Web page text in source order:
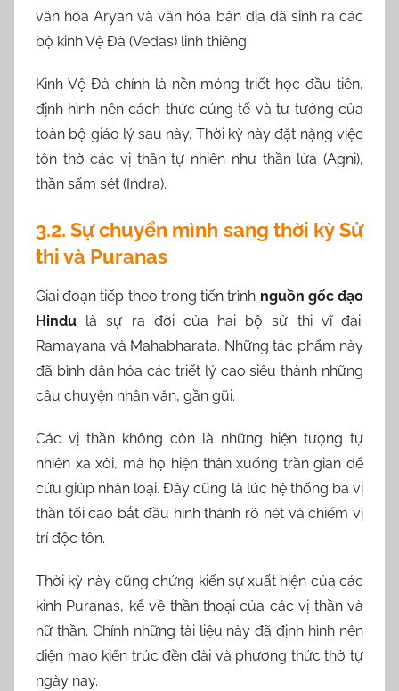
văn hóa Aryan và văn hóa bản địa đã sinh ra các
bộ kinh Vệ Đà (Vedas) linh thiêng.
Kinh Vệ Đà chính là nền móng triết học đầu tiên,
định hình nên cách thức cúng tế và tư tưởng của
toàn bộ giáo lý sau này. Thời kỳ này đặt nặng việc
tôn thờ các vị thần tự nhiên như thần lửa (Agni),
thần sấm sét (Indra).
3.2. Sự chuyển mình sang thời kỳ Sử
thi và Puranas
Giai đoạn tiếp theo trong tiến trình nguồn gốc đạo
Hindu là sự ra đời của hai bộ sử thi vĩ đại:
Ramayana và Mahabharata. Những tác phẩm này
đã bình dân hóa các triết lý cao siêu thành những
câu chuyện nhân văn, gần gũi.
Các vị thần không còn là những hiện tượng tự
nhiên xa xôi, mà họ hiện thân xuống trần gian để
cứu giúp nhân loại. Đây cũng là lúc hệ thống ba vị
thần tối cao bắt đầu hình thành rõ nét và chiếm vị
trí độc tôn.
Thời kỳ này cũng chứng kiến sự xuất hiện của các
kinh Puranas, kể về thần thoại của các vị thần và
nữ thần. Chính những tài liệu này đã định hình nên
diện mạo kiến trúc đền đài và phương thức thờ tự
ngày nay.